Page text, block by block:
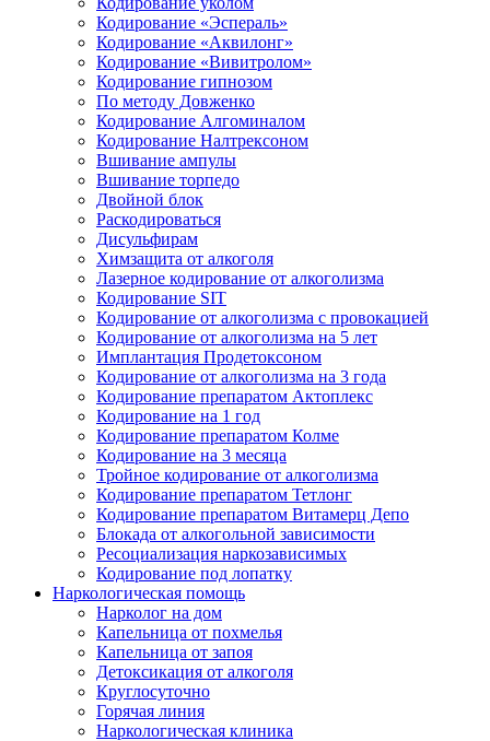
Кодирование «Эспераль»
Кодирование «Аквилонг»
Кодирование «Вивитролом»
Кодирование гипнозом
По методу Довженко
Кодирование Алгоминалом
Кодирование Налтрексоном
Вшивание ампулы
Вшивание торпедо
Двойной блок
Раскодироваться
Дисульфирам
Химзащита от алкоголя
Лазерное кодирование от алкоголизма
Кодирование SIT
Кодирование от алкоголизма с провокацией
Кодирование от алкоголизма на 5 лет
Имплантация Продетоксоном
Кодирование от алкоголизма на 3 года
Кодирование препаратом Актоплекс
Кодирование на 1 год
Кодирование препаратом Колме
Кодирование на 3 месяца
Тройное кодирование от алкоголизма
Кодирование препаратом Тетлонг
Кодирование препаратом Витамерц Депо
Блокада от алкогольной зависимости
Ресоциализация наркозависимых
Кодирование под лопатку
Наркологическая помощь
Нарколог на дом
Капельница от похмелья
Капельница от запоя
Детоксикация от алкоголя
Круглосуточно
Горячая линия
Наркологическая клиника